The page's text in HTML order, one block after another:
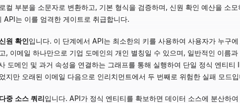
컬 부분을 소문자로 변환하고, 기본 형식을 검증하며, 신원 확인 예산을 소
API는 이를 엄격한 게이트로 취급합니다.
원 확인입니다. 이 단계에서 API는 최소한의 키를 사용하여 사용자가 누구
, 이메일 하나만으로 기업 도메인의 개인 별칭일 수 있으며, 일반적인 이름
도메인 및 과거 속성을 연결하는 그래프를 통해 실행하여 단일 정식 엔티
지만 오래된 이메일 다음으로 인리치먼트에서 두 번째로 위험한 실패 모드
다중 소스 쿼리입니다. API가 정식 엔티티를 확보하면 데이터 소스에 분산하